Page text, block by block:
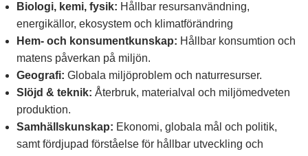
Biologi, kemi, fysik: Hållbar resursanvändning,
energikällor, ekosystem och klimatförändring
Hem- och konsumentkunskap: Hållbar konsumtion och
matens påverkan på miljön.
Geografi: Globala miljöproblem och naturresurser.
Slöjd & teknik: Återbruk, materialval och miljömedveten
produktion.
Samhällskunskap: Ekonomi, globala mål och politik,
samt fördjupad förståelse för hållbar utveckling och